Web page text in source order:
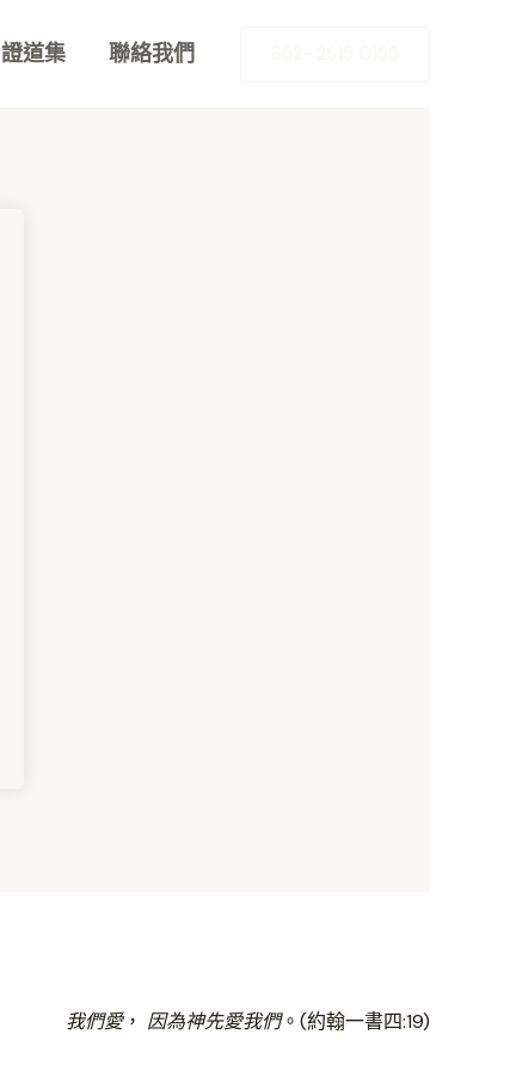
證道集 聯絡我們
我們愛， 因為神先愛我們。(約翰一書四:19)